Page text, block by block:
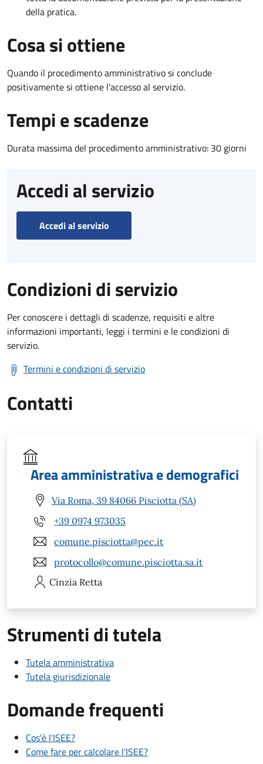
della pratica.
Cosa si ottiene
Quando il procedimento amministrativo si conclude
positivamente si ottiene l'accesso al servizio.
Tempi e scadenze
Durata massima del procedimento amministrativo: 30 giorni
Accedi al servizio
Accedi al servizio
Condizioni di servizio
Per conoscere i dettagli di scadenze, requisiti e altre
informazioni importanti, leggi i termini e le condizioni di
servizio.
Termini e condizioni di servizio
Contatti
Area amministrativa e demografici
Via Roma, 39 84066 Pisciotta (SA)
+39 0974 973035
comune.pisciotta@pec.it
protocollo@comune.pisciotta.sa.it
Cinzia Retta
Strumenti di tutela
Tutela amministrativa
Tutela giurisdizionale
Domande frequenti
Cos'è l'ISEE?
Come fare per calcolare l'ISEE?